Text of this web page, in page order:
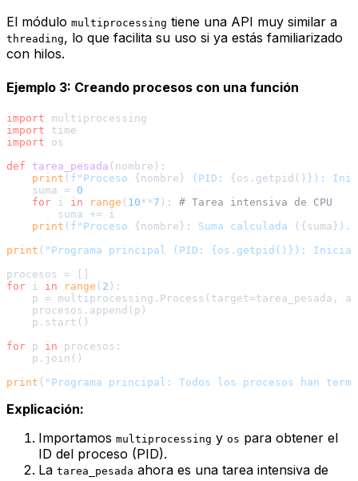
El módulo multiprocessing tiene una API muy similar a
threading, lo que facilita su uso si ya estás familiarizado
con hilos.
Ejemplo 3: Creando procesos con una función
import
import
import os
def
tarea_pesada ( nombre ):
print ( f"Proceso {nombre} (PID: {os.getpid()} ):
    suma =
0
for i in range ( 10**7 ): # Tarea intensiva de CPU
        suma += i
print ( f"Proceso {nombre} : Suma calculada ( {suma} ).
print ( "Programa principal (PID: {os.getpid()}):
for i in range ( 2 ):
p = multiprocessing.Process(target=tarea_pesada,
    procesos.append(p)
    p.start()
for p in procesos:
    p.join()
print ( "Programa principal: Todos los procesos han
Explicación:
Importamos multiprocessing y os para obtener el
ID del proceso (PID).
La tarea_pesada ahora es una tarea intensiva de